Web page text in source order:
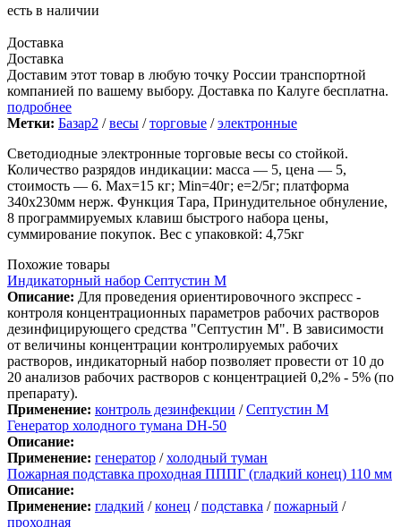
есть в наличии
Доставка
Доставка
Доставим этот товар в любую точку России транспортной
компанией по вашему выбору. Доставка по Калуге бесплатна.
подробнее
Метки: Базар2 /весы /торговые /электронные
Светодиодные электронные торговые весы со стойкой.
Количество разрядов индикации: масса — 5, цена — 5,
стоимость — 6. Max=15 кг; Min=40г; e=2/5г; платформа
340х230мм нерж. Функция Тара, Принудительное обнуление,
8 программируемых клавиш быстрого набора цены,
суммирование покупок. Вес с упаковкой: 4,75кг
Похожие товары
Индикаторный набор Септустин М
Описание: Для проведения ориентировочного экспресс -
контроля концентрационных параметров рабочих растворов
дезинфицирующего средства "Септустин М". В зависимости
от величины концентрации контролируемых рабочих
растворов, индикаторный набор позволяет провести от 10 до
20 анализов рабочих растворов с концентрацией 0,2% - 5% (по
препарату).
Применение: контроль дезинфекции /Септустин М
Генератор холодного тумана DH-50
Описание:
Применение: генератор /холодный туман
Пожарная подставка проходная ПППГ (гладкий конец) 110 мм
Описание:
Применение: гладкий /конец /подставка /пожарный /
проходная